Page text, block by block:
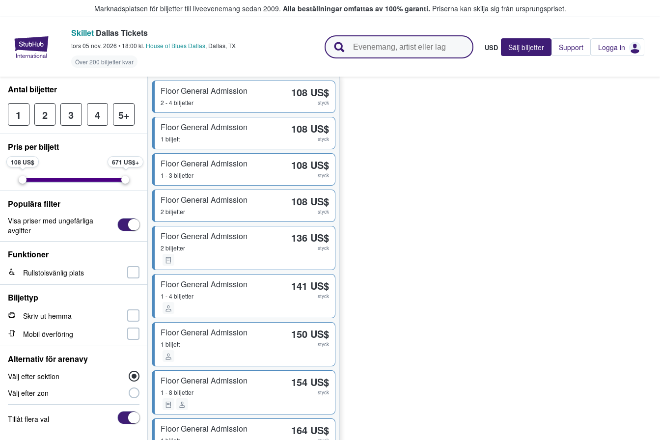
Marknadsplatsen för biljetter till liveevenemang sedan 2009. Alla beställningar omfattas av 100% garanti. Priserna kan skilja sig från ursprungspriset.
StubHub – där fans köper och säljer biljetter.
Skillet Dallas Tickets
tors 05 nov. 2026 • 18:00 kl. House of Blues Dallas, Dallas, TX
Över 200 biljetter kvar
USD Sälj biljetter Support Logga in
Floor General Admission
2 - 4 biljetter
108 US$
styck
Floor General Admission
1 biljett
108 US$
styck
Floor General Admission
1 - 3 biljetter
108 US$
styck
Floor General Admission
2 biljetter
108 US$
styck
Floor General Admission
2 biljetter
136 US$
styck
Floor General Admission
1 - 4 biljetter
141 US$
styck
Floor General Admission
1 biljett
150 US$
styck
Floor General Admission
1 - 8 biljetter
154 US$
styck
Floor General Admission 164 US$
Antal biljetter
1 2 3 4 5+
Pris per biljett
108 US$ 671 US$
Populära filter
Visa priser med ungefärliga
avgifter
Funktioner
Rullstolsvänlig plats
Biljettyp
Skriv ut hemma
Mobil överföring
Alternativ för arenavy
Välj efter sektion
Välj efter zon
Tillåt flera val